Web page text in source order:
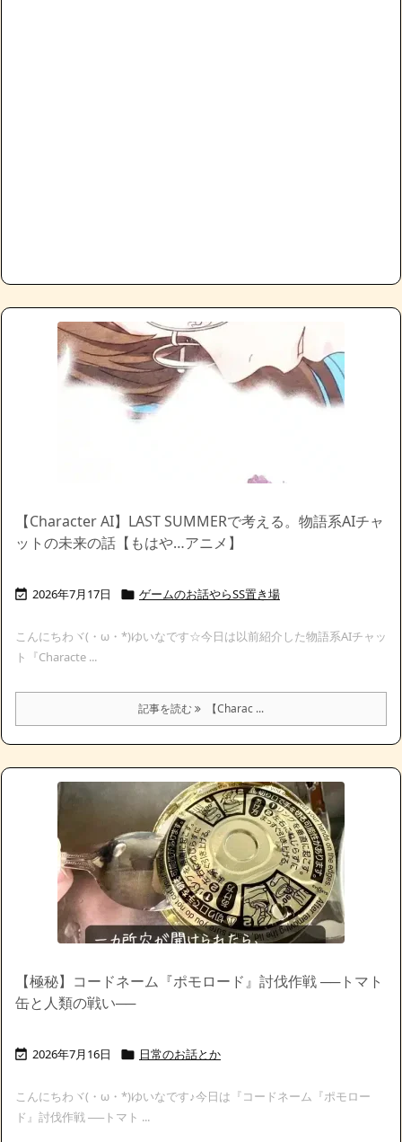
【Character AI】LAST SUMMERで考える。物語系AIチャ
ットの未来の話【もはや…アニメ】
 2026年7月17日  ゲームのお話やらSS置き場
こんにちわヾ(・ω・*)ゆいなです☆今日は以前紹介した物語系AIチャッ
ト『Characte ...
記事を読む 【Charac ...
【極秘】コードネーム『ポモロード』討伐作戦 ──トマト
缶と人類の戦い──
 2026年7月16日  日常のお話とか
こんにちわヾ(・ω・*)ゆいなです♪今日は『コードネーム『ポモロー
ド』討伐作戦 ──トマト ...